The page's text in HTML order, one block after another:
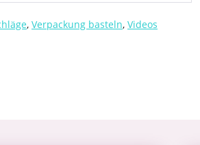
, Verpackung basteln, Videos